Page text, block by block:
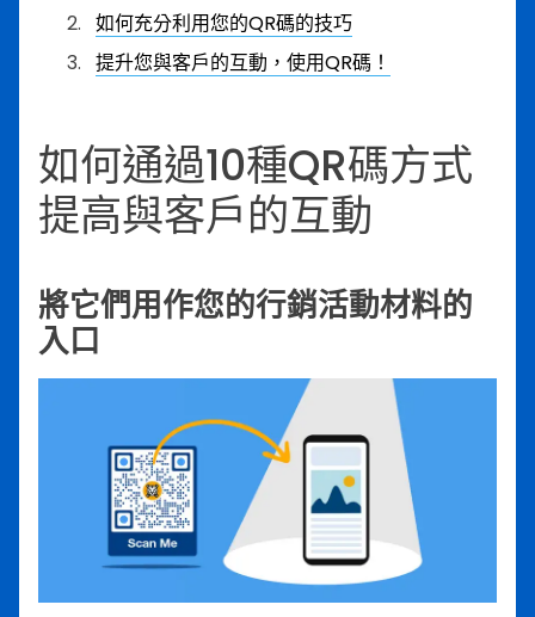
如何充分利用您的QR碼的技巧
提升您與客戶的互動，使用QR碼！
如何通過10種QR碼方式
提高與客戶的互動
將它們用作您的行銷活動材料的
入口